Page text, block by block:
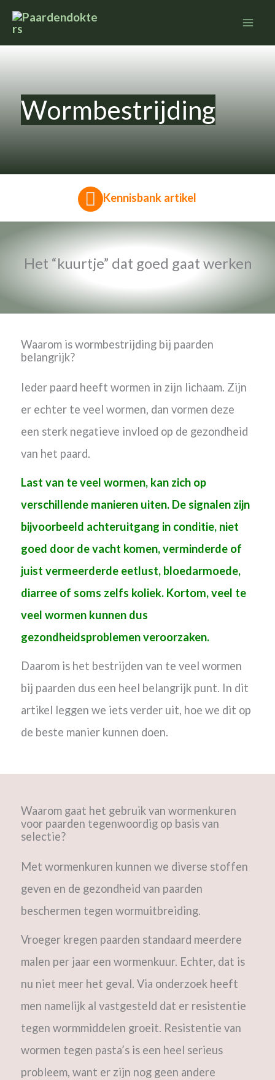
Ga
naar
Wormbestrijding
Kennisbank artikel
Het “kuurtje” dat goed gaat werken
Waarom is wormbestrijding bij paarden
belangrijk?
Ieder paard heeft wormen in zijn lichaam. Zijn
er echter te veel wormen, dan vormen deze
een sterk negatieve invloed op de gezondheid
van het paard.
Last van te veel wormen, kan zich op
verschillende manieren uiten. De signalen zijn
bijvoorbeeld achteruitgang in conditie, niet
goed door de vacht komen, verminderde of
juist vermeerderde eetlust, bloedarmoede,
diarree of soms zelfs koliek. Kortom, veel te
veel wormen kunnen dus
gezondheidsproblemen veroorzaken.
Daarom is het bestrijden van te veel wormen
bij paarden dus een heel belangrijk punt. In dit
artikel leggen we iets verder uit, hoe we dit op
de beste manier kunnen doen.
Waarom gaat het gebruik van wormenkuren
voor paarden tegenwoordig op basis van
selectie?
Met wormenkuren kunnen we diverse stoffen
geven en de gezondheid van paarden
beschermen tegen wormuitbreiding.
Vroeger kregen paarden standaard meerdere
malen per jaar een wormenkuur. Echter, dat is
nu niet meer het geval. Via onderzoek heeft
men namelijk al vastgesteld dat er resistentie
tegen wormmiddelen groeit. Resistentie van
wormen tegen pasta’s is een heel serieus
probleem, want er zijn nog geen andere